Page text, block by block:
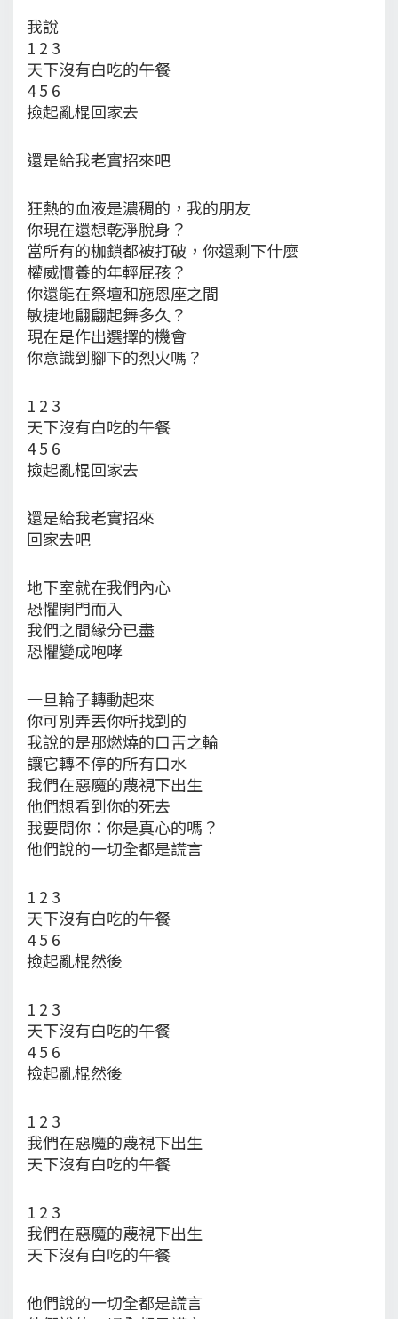
我說
1 2 3
天下沒有白吃的午餐
4 5 6
撿起亂棍回家去
還是給我老實招來吧
狂熱的血液是濃稠的，我的朋友
你現在還想乾淨脫身？
當所有的枷鎖都被打破，你還剩下什麼
權威慣養的年輕屁孩？
你還能在祭壇和施恩座之間
敏捷地翩翩起舞多久？
現在是作出選擇的機會
你意識到腳下的烈火嗎？
1 2 3
天下沒有白吃的午餐
4 5 6
撿起亂棍回家去
還是給我老實招來
回家去吧
地下室就在我們內心
恐懼開門而入
我們之間緣分已盡
恐懼變成咆哮
一旦輪子轉動起來
你可別弄丟你所找到的
我說的是那燃燒的口舌之輪
讓它轉不停的所有口水
我們在惡魔的蔑視下出生
他們想看到你的死去
我要問你：你是真心的嗎？
他們說的一切全都是謊言
1 2 3
天下沒有白吃的午餐
4 5 6
撿起亂棍然後
1 2 3
天下沒有白吃的午餐
4 5 6
撿起亂棍然後
1 2 3
我們在惡魔的蔑視下出生
天下沒有白吃的午餐
1 2 3
我們在惡魔的蔑視下出生
天下沒有白吃的午餐
他們說的一切全都是謊言